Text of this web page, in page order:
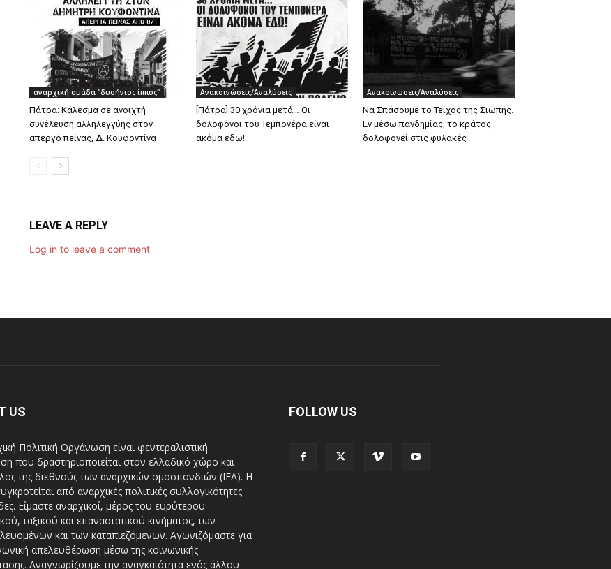
αναρχική ομάδα "δυσήνιος ίππος"
Πάτρα: Κάλεσμα σε ανοιχτή
συνέλευση αλληλεγγύης στον
απεργό πείνας, Δ. Κουφοντίνα
Ανακοινώσεις/Αναλύσεις
[Πάτρα] 30 χρόνια μετά… Οι
δολοφόνοι του Τεμπονέρα είναι
ακόμα εδω!
Ανακοινώσεις/Αναλύσεις
Να Σπάσουμε το Τείχος της Σιωπής.
Εν μέσω πανδημίας, το κράτος
δολοφονεί στις φυλακές
LEAVE A REPLY
Log in to leave a comment
US
Πολιτική Οργάνωση είναι φεντεραλιστική
που δραστηριοποιείται στον ελλαδικό χώρο και
της διεθνούς των αναρχικών ομοσπονδιών (IFA). H
από αναρχικές πολιτικές συλλογικότητες
Είμαστε αναρχικοί, μέρος του ευρύτερου
ταξικού και επαναστατικού κινήματος, των
και των καταπιεζόμενων. Αγωνιζόμαστε για
απελευθέρωση μέσω της κοινωνικής
Αναγνωρίζουμε την αναγκαιότητα ενός άλλου
FOLLOW US